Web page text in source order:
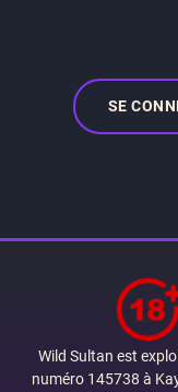
SE
Wild Sultan est
numéro 145738 à